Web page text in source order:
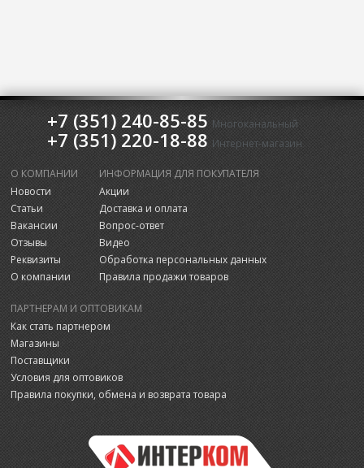
+7 (351) 240-85-85 Многоканальный
+7 (351) 220-18-88 Интернет-магазин
О КОМПАНИИ
Новости
Статьи
Вакансии
Отзывы
Реквизиты
О компании
ИНФОРМАЦИЯ ДЛЯ ПОКУПАТЕЛЯ
Акции
Доставка и оплата
Вопрос-ответ
Видео
Обработка персональных данных
Правила продажи товаров
ПАРТНЕРАМ И ОПТОВИКАМ
Как стать партнером
Магазины
Поставщики
Условия для оптовиков
Правила покупки, обмена и возврата товара